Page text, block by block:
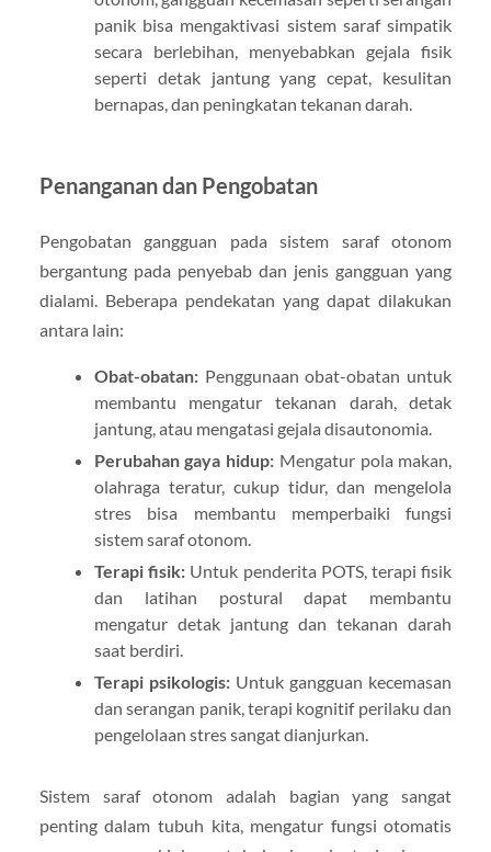
panik bisa mengaktivasi sistem saraf simpatik
secara berlebihan, menyebabkan gejala fisik
seperti detak jantung yang cepat, kesulitan
bernapas, dan peningkatan tekanan darah.
Penanganan dan Pengobatan
Pengobatan gangguan pada sistem saraf otonom
bergantung pada penyebab dan jenis gangguan yang
dialami. Beberapa pendekatan yang dapat dilakukan
antara lain:
Obat-obatan:Penggunaan obat-obatan untuk
membantu mengatur tekanan darah, detak
jantung, atau mengatasi gejala disautonomia.
Perubahan gaya hidup: Mengatur pola makan,
olahraga teratur, cukup tidur, dan mengelola
stres bisa membantu memperbaiki fungsi
sistem saraf otonom.
Terapi fisik: Untuk penderita POTS, terapi fisik
dan latihan postural dapat membantu
mengatur detak jantung dan tekanan darah
saat berdiri.
Terapi psikologis:Untuk gangguan kecemasan
dan serangan panik, terapi kognitif perilaku dan
pengelolaan stres sangat dianjurkan.
Sistem saraf otonom adalah bagian yang sangat
penting dalam tubuh kita, mengatur fungsi otomatis